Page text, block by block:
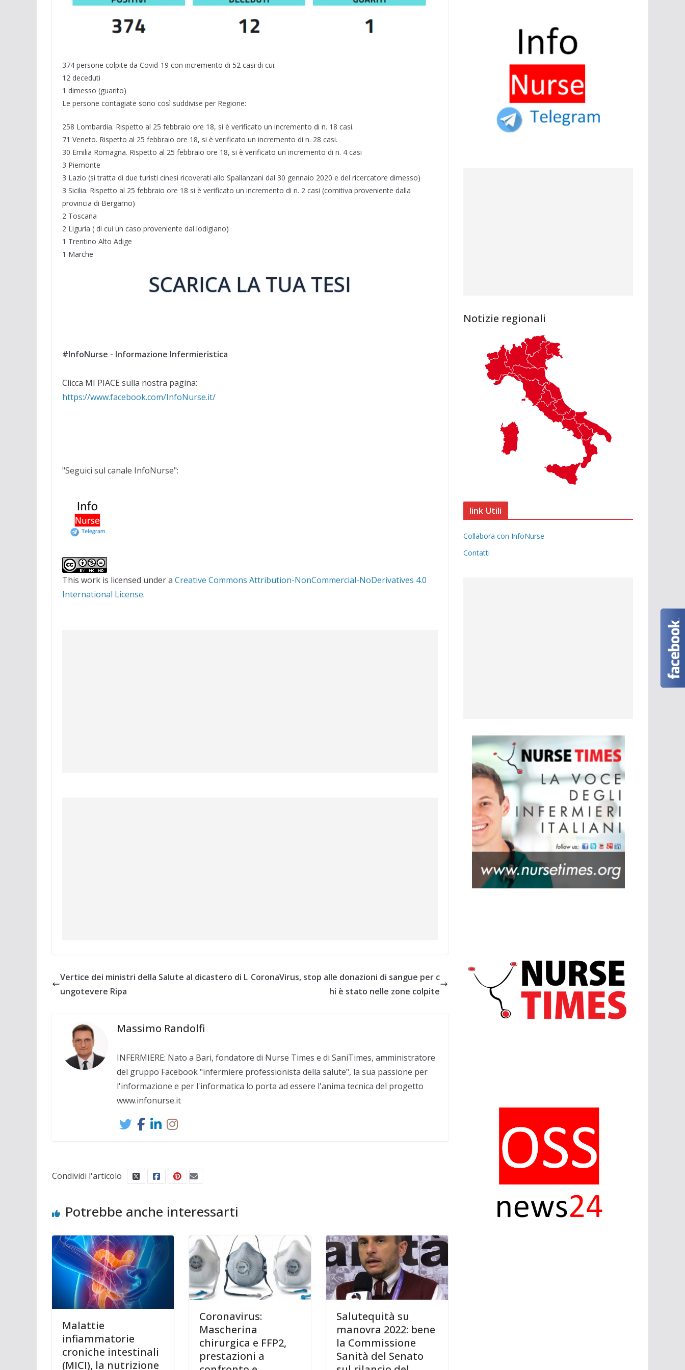
374 persone colpite da Covid-19 con incremento di 52 casi di cui:
12 deceduti
1 dimesso (guarito)
Le persone contagiate sono così suddivise per Regione:
258 Lombardia. Rispetto al 25 febbraio ore 18, si è verificato un incremento di n. 18 casi.
71 Veneto. Rispetto al 25 febbraio ore 18, si è verificato un incremento di n. 28 casi.
30 Emilia Romagna. Rispetto al 25 febbraio ore 18, si è verificato un incremento di n. 4 casi
3 Piemonte
3 Lazio (si tratta di due turisti cinesi ricoverati allo Spallanzani dal 30 gennaio 2020 e del ricercatore dimesso)
3 Sicilia. Rispetto al 25 febbraio ore 18 si è verificato un incremento di n. 2 casi (comitiva proveniente dalla
provincia di Bergamo)
2 Toscana
2 Liguria ( di cui un caso proveniente dal lodigiano)
1 Trentino Alto Adige
1 Marche
SCARICA LA TUA TESI
#InfoNurse - Informazione Infermieristica
Clicca MI PIACE sulla nostra pagina:
https://www.facebook.com/InfoNurse.it/
"Seguici sul canale InfoNurse":
This work is licensed under a Creative Commons Attribution-NonCommercial-NoDerivatives 4.0
International License.
Vertice dei ministri della Salute al dicastero di L
ungotevere Ripa
CoronaVirus, stop alle donazioni di sangue per c
hi è stato nelle zone colpite
Massimo Randolfi
INFERMIERE: Nato a Bari, fondatore di Nurse Times e di SaniTimes, amministratore
del gruppo Facebook "infermiere professionista della salute", la sua passione per
l'informazione e per l'informatica lo porta ad essere l'anima tecnica del progetto
www.infonurse.it
Condividi l'articolo
Potrebbe anche interessarti
Malattie
infiammatorie
croniche intestinali
(MICI), la nutrizione
Coronavirus:
Mascherina
chirurgica e FFP2,
prestazioni a
Salutequità su
manovra 2022: bene
la Commissione
Sanità del Senato
Notizie regionali
link Utili
Collabora con InfoNurse
Contatti